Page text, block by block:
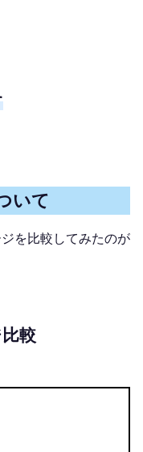
いて
を比較してみたのが
較